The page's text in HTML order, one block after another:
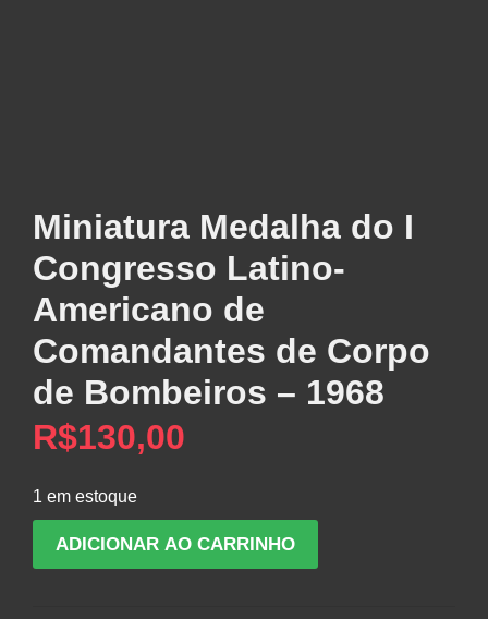
Miniatura Medalha do I
Congresso Latino-
Americano de
Comandantes de Corpo
de Bombeiros – 1968
R$130,00
1 em estoque
Medalha
ADICIONAR AO CARRINHO